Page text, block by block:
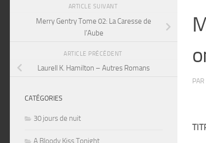
PAR
ARTICLE SUIVANT
Merry Gentry Tome 02: La Caresse de
l’Aube
ARTICLE PRÉCÉDENT
Laurell K. Hamilton – Autres Romans
CATÉGORIES
30 jours de nuit
A Bloody Kiss Tonight